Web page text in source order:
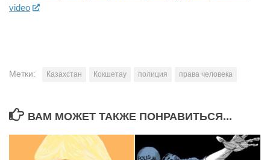
video
Метки: Казахстан Кокшетау полиция права человека
ВАМ МОЖЕТ ТАКЖЕ ПОНРАВИТЬСЯ...